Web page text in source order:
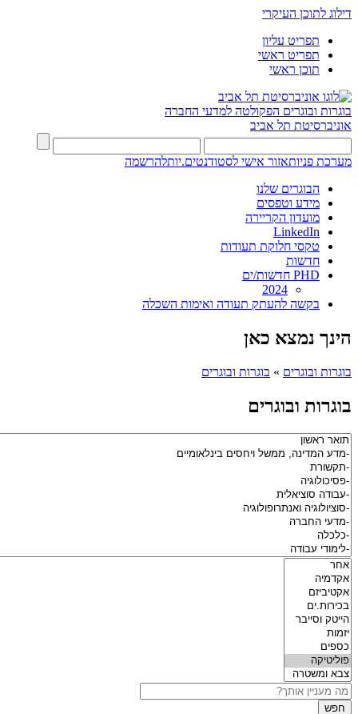
דילוג לתוכן העיקרי
תפריט עליון
תפריט ראשי
תוכן ראשי
בוגרות ובוגרים הפקולטה למדעי החברה
אוניברסיטת תל אביב
מערכת פניותאזור אישי לסטודנטים.יותלהרשמה
הבוגרים שלנו
מידע וטפסים
מועדון הקריירה
LinkedIn
טקסי חלוקת תעודות
חדשות
PHD חדשות/ים
2024
בקשה להעתק תעודה ואימות השכלה
הינך נמצא כאן
בוגרות ובוגרים » בוגרות ובוגרים
בוגרות ובוגרים